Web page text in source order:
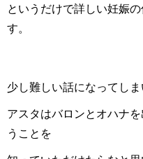
というだけで詳しい妊娠
す。
少し難しい話になってしま
アスタはバロンとオハナ
うことを